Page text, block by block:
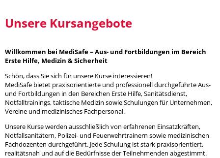
Unsere Kursangebote
Willkommen bei MediSafe – Aus- und Fortbildungen im Bereich
Erste Hilfe, Medizin & Sicherheit
Schön, dass Sie sich für unsere Kurse interessieren!
MediSafe bietet praxisorientierte und professionell durchgeführte Aus-
und Fortbildungen in den Bereichen Erste Hilfe, Sanitätsdienst,
Notfalltrainings, taktische Medizin sowie Schulungen für Unternehmen,
Vereine und medizinisches Fachpersonal.
Unsere Kurse werden ausschließlich von erfahrenen Einsatzkräften,
Notfallsanitätern, Polizei- und Feuerwehrtrainern sowie medizinischen
Fachdozenten durchgeführt. Jede Schulung ist stark praxisorientiert,
realitätsnah und auf die Bedürfnisse der Teilnehmenden abgestimmt.